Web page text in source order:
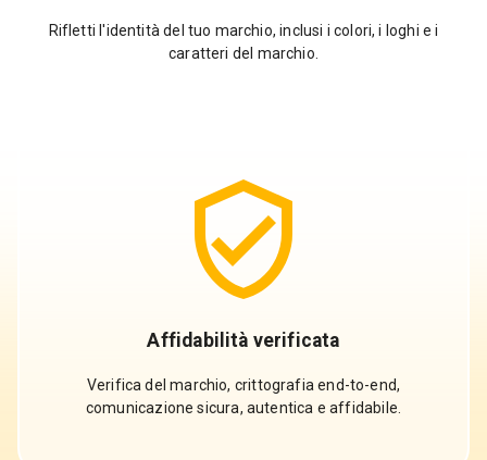
Rifletti l'identità del tuo marchio, inclusi i colori, i loghi e i
caratteri del marchio.
Affidabilità verificata
Verifica del marchio, crittografia end-to-end,
comunicazione sicura, autentica e affidabile.